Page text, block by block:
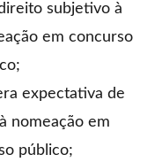
subjetivo à
em concurso
expectativa de
nomeação em
público;